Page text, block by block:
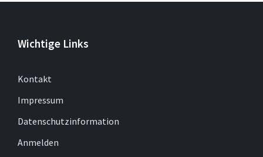
Wichtige Links
Kontakt
Impressum
Datenschutzinformation
Anmelden